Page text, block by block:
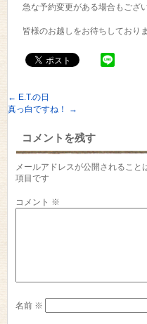
急な予約変更がある場合もござ
皆様のお越しをお待ちしておりま
← E.T.の日
真っ白ですね！
→
コメントを残す
メールアドレスが公開されること
項目です
コメント ※
名前 ※